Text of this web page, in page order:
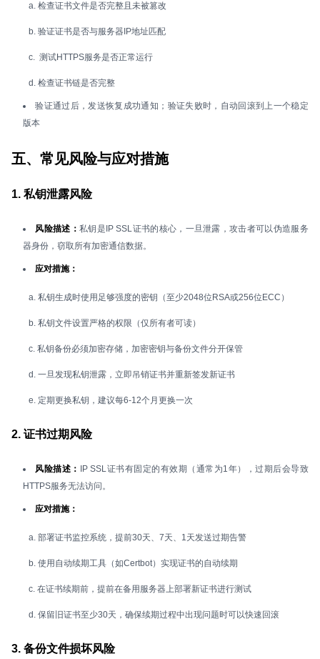
a. 检查证书文件是否完整且未被篡改
b. 验证证书是否与服务器IP地址匹配
c. 测试HTTPS服务是否正常运行
d. 检查证书链是否完整
验证通过后，发送恢复成功通知；验证失败时，自动回滚到上一个稳定
版本
五、常见风险与应对措施
1. 私钥泄露风险
风险描述： 私钥是IP SSL证书的核心，一旦泄露，攻击者可以伪造服务
器身份，窃取所有加密通信数据。
应对措施：
a. 私钥生成时使用足够强度的密钥（至少2048位RSA或256位ECC）
b. 私钥文件设置严格的权限（仅所有者可读）
c. 私钥备份必须加密存储，加密密钥与备份文件分开保管
d. 一旦发现私钥泄露，立即吊销证书并重新签发新证书
e. 定期更换私钥，建议每6-12个月更换一次
2. 证书过期风险
风险描述：
IP SSL证书有固定的有效期（通常为1年），过期后会导致
HTTPS服务无法访问。
应对措施：
a. 部署证书监控系统，提前30天、7天、1天发送过期告警
b. 使用自动续期工具（如Certbot）实现证书的自动续期
c. 在证书续期前，提前在备用服务器上部署新证书进行测试
d. 保留旧证书至少30天，确保续期过程中出现问题时可以快速回滚
3. 备份文件损坏风险